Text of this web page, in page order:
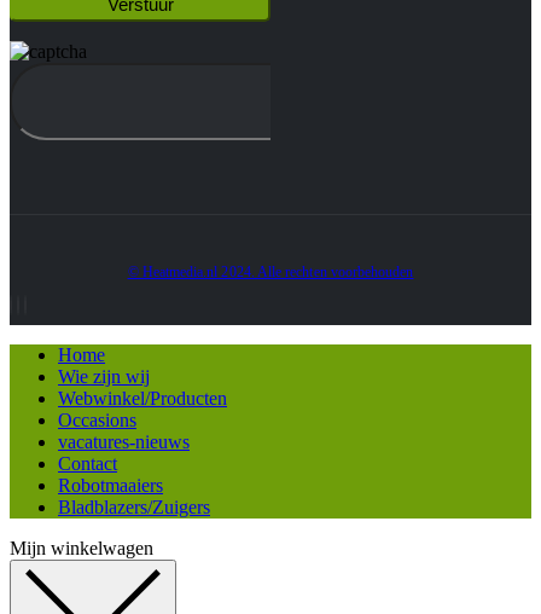
© Heatmedia.nl 2024. Alle rechten voorbehouden
Home
Wie zijn wij
Webwinkel/Producten
Occasions
vacatures-nieuws
Contact
Robotmaaiers
Bladblazers/Zuigers
Mijn winkelwagen